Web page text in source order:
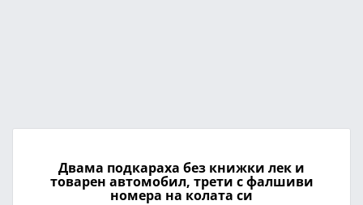
Двама подкараха без книжки лек и
товарен автомобил, трети с фалшиви
номера на колата си